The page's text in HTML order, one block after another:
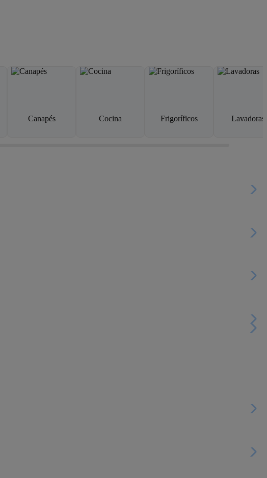
Canapés Cocina Frigoríficos Lavadoras